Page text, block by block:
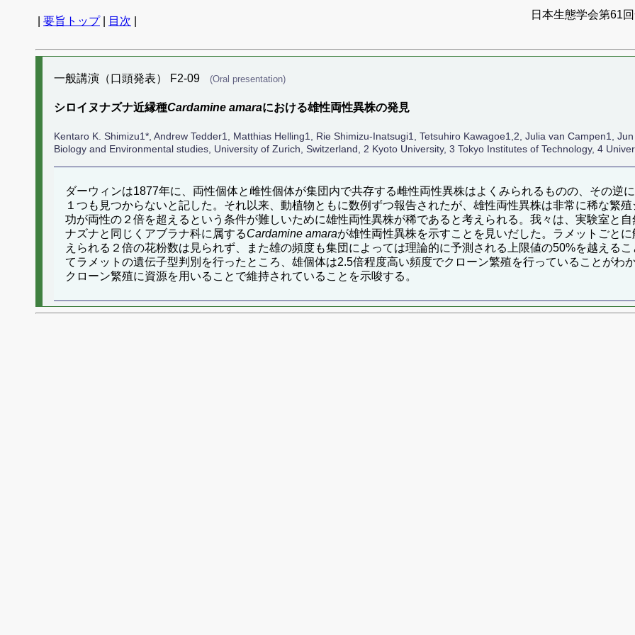
要旨トップ| 目次
日本生態学会第61
一般講演（口頭発表） F2-09 (Oral presentation)
シロイヌナズナ近縁種Cardamine amaraにおける雄性両性異株の発見
Kentaro K. Shimizu1*, Andrew Tedder1, Matthias Helling1, Rie Shimizu-Inatsugi1, Tetsuhiro Kawagoe1,2, Julia van Campen1,
Biology and Environmental studies, University of Zurich, Switzerland, 2 Kyoto University, 3 Tokyo Institutes of Technology, 4
ダーウィンは1877年に、両性個体と雌性個体が集団内で共存する雌性両性異株はよくみられるものの、その逆
１つも見つからないと記した。それ以来、動植物ともに数例ずつ報告されたが、雄性両性異株は非常に稀な繁
功が両性の２倍を超えるという条件が難しいために雄性両性異株が稀であると考えられる。我々は、実験室と
ナズナと同じくアブラナ科に属するCardamine amaraが雄性両性異株を示すことを見いだした。ラメットごと
えられる２倍の花粉数は見られず、また雄の頻度も集団によっては理論的に予測される上限値の50%を越える
てラメットの遺伝子型判別を行ったところ、雄個体は2.5倍程度高い頻度でクローン繁殖を行っていることがわ
クローン繁殖に資源を用いることで維持されていることを示唆する。